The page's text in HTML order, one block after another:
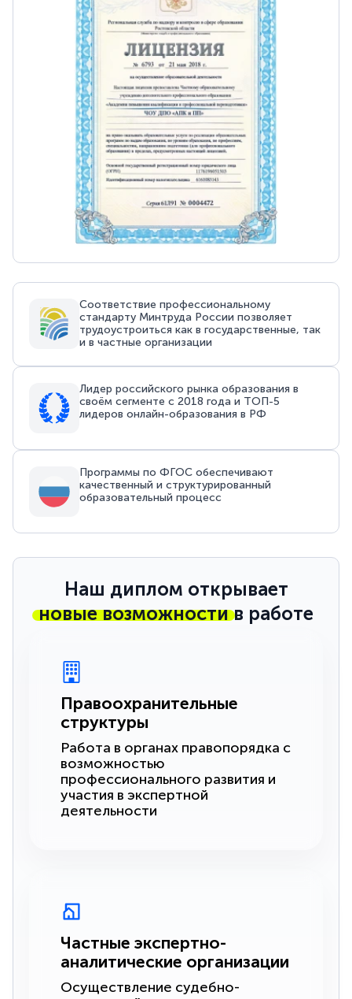
Соответствие профессиональному
стандарту Минтруда России позволяет
трудоустроиться как в государственные, так
и в частные организации
Лидер российского рынка образования в
своём сегменте с 2018 года и ТОП-5
лидеров онлайн-образования в РФ
Программы по ФГОС обеспечивают
качественный и структурированный
образовательный процесс
Наш диплом открывает
новые возможностив работе
Правоохранительные
структуры
Работа в органах правопорядка с
возможностью
профессионального развития и
участия в экспертной
деятельности
Частные экспертно-
аналитические организации
Осуществление судебно-